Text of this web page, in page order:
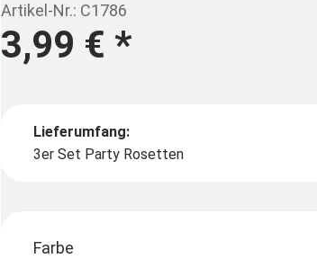
Artikel-Nr.: C1786
3,99 €*
Lieferumfang:
3er Set Party Rosetten
Farbe